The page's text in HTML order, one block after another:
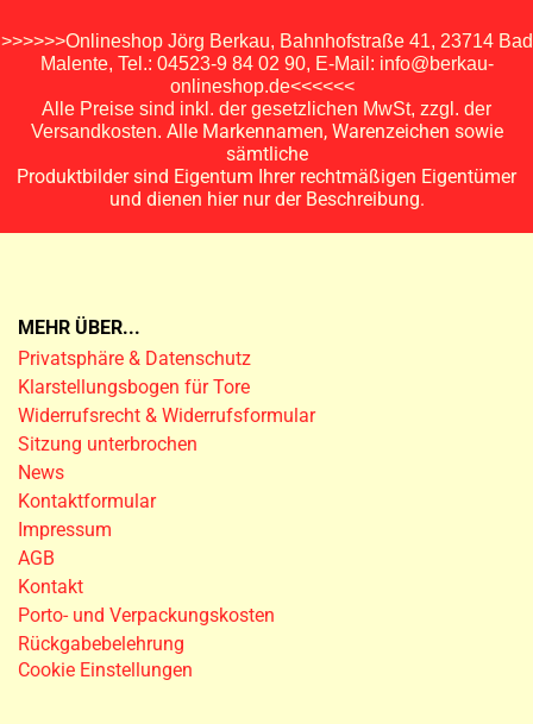
>>>>>>Onlineshop Jörg Berkau, Bahnhofstraße 41, 23714 Bad
Malente, Tel.: 04523-9 84 02 90, E-Mail: info@berkau-
onlineshop.de<<<<<<
Alle Preise sind inkl. der gesetzlichen MwSt, zzgl. der
Versandkosten. Alle Markennamen, Warenzeichen sowie
sämtliche
Produktbilder sind Eigentum Ihrer rechtmäßigen Eigentümer
und dienen hier nur der Beschreibung.
MEHR ÜBER...
Privatsphäre & Datenschutz
Klarstellungsbogen für Tore
Widerrufsrecht & Widerrufsformular
Sitzung unterbrochen
News
Kontaktformular
Impressum
AGB
Kontakt
Porto- und Verpackungskosten
Rückgabebelehrung
Cookie Einstellungen